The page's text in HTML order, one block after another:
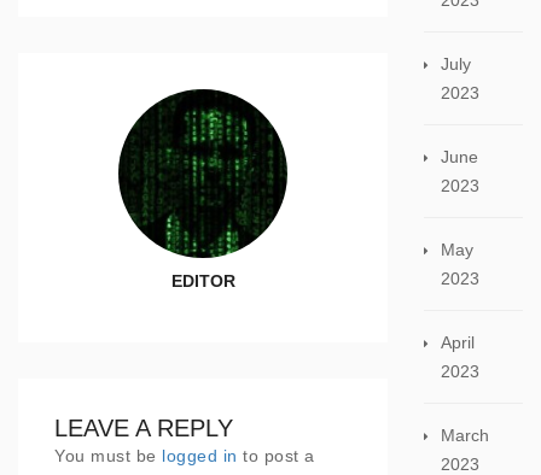
EDITOR
LEAVE A REPLY
You must be logged in to post a
July
2023
June
2023
May
2023
April
2023
March
2023